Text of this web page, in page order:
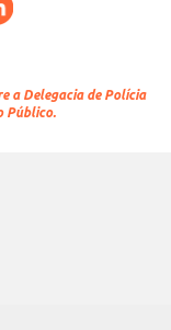
a Delegacia de Polícia
Público.